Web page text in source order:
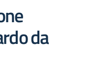
da